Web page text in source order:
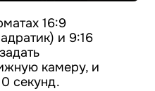
16:9
и 9:16
камеру, и
секунд.